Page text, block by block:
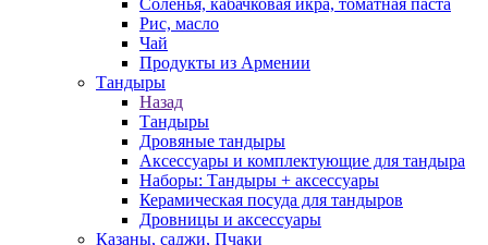
Соленья, кабачковая икра, томатная паста
Рис, масло
Чай
Продукты из Армении
Тандыры
Назад
Тандыры
Дровяные тандыры
Аксессуары и комплектующие для тандыра
Наборы: Тандыры + аксессуары
Керамическая посуда для тандыров
Дровницы и аксессуары
Казаны, саджи, Пчаки